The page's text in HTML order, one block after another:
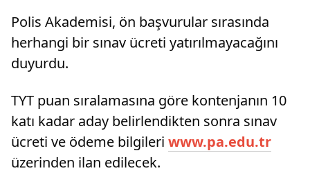
Polis Akademisi, ön başvurular sırasında
herhangi bir sınav ücreti yatırılmayacağını
duyurdu.
TYT puan sıralamasına göre kontenjanın 10
katı kadar aday belirlendikten sonra sınav
ücreti ve ödeme bilgileri www.pa.edu.tr
üzerinden ilan edilecek.